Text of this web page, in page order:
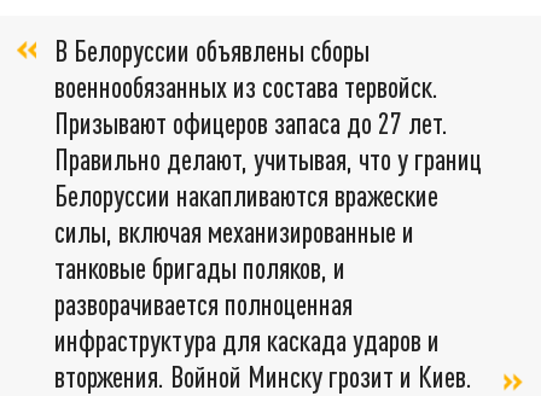
В Белоруссии объявлены сборы
военнообязанных из состава тервойск.
Призывают офицеров запаса до 27 лет.
Правильно делают, учитывая, что у границ
Белоруссии накапливаются вражеские
силы, включая механизированные и
танковые бригады поляков, и
разворачивается полноценная
инфраструктура для каскада ударов и
вторжения. Войной Минску грозит и Киев.